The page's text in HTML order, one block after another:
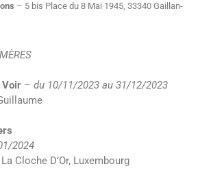
– 5 bis Place du 8 Mai 1945, 33340 Gaillan-
Voir – du 10/11/2023 au 31/12/2023
2024
Cloche D’Or, Luxembourg